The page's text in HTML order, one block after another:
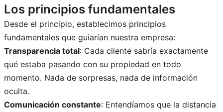
Los principios fundamentales
Desde el principio, establecimos principios
fundamentales que guiarían nuestra empresa:
Transparencia total: Cada cliente sabría exactamente
qué estaba pasando con su propiedad en todo
momento. Nada de sorpresas, nada de información
oculta.
Comunicación constante: Entendíamos que la distancia